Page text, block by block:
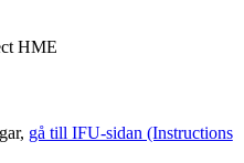
HME
, gå till IFU-sidan (Instructions